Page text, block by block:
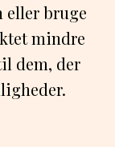
eller bruge
mindre
dem, der